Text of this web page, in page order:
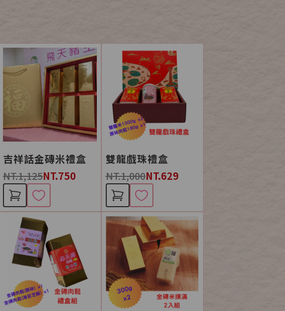
吉祥話金磚米禮盒
NT.1,125NT.750
雙龍戲珠禮盒
NT.1,000NT.629